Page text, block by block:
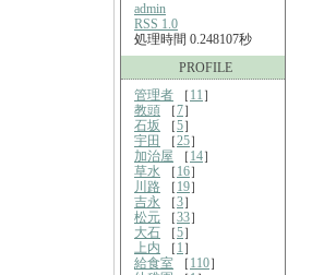
admin
RSS 1.0
処理時間 0.248107秒
PROFILE
管理者 ［ 11 ］
教頭 ［7］
石坂 ［5］
宇田
［25］
加治屋 ［ 14］
草水 ［ 16］
川路 ［ 19］
吉永 ［3］
松元 ［33］
大石 ［5］
上内 ［ 1 ］
給食室 ［ 110］